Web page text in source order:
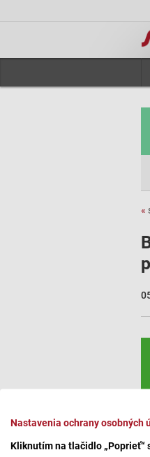
Nastavenia ochrany osobných
Kliknutím na tlačidlo „Poprieť“
«